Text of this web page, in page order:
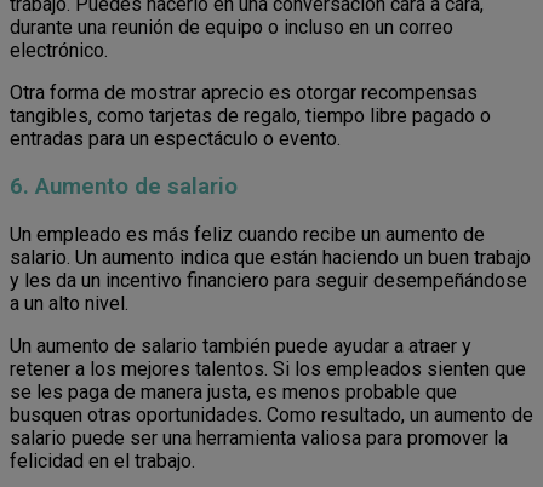
durante una reunión de equipo o incluso en un correo
electrónico.
Otra forma de mostrar aprecio es otorgar recompensas
tangibles, como tarjetas de regalo, tiempo libre pagado o
entradas para un espectáculo o evento.
6. Aumento de salario
Un empleado es más feliz cuando recibe un aumento de
salario. Un aumento indica que están haciendo un buen trabajo
y les da un incentivo financiero para seguir desempeñándose
a un alto nivel.
Un aumento de salario también puede ayudar a atraer y
retener a los mejores talentos. Si los empleados sienten que
se les paga de manera justa, es menos probable que
busquen otras oportunidades. Como resultado, un aumento de
salario puede ser una herramienta valiosa para promover la
felicidad en el trabajo.